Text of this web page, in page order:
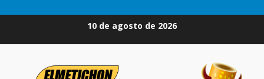
10 de agosto de 2026